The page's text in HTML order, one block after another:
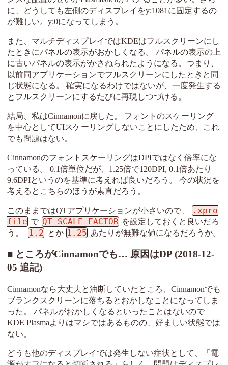
に、どうしても左側のディスプレイをy:1081に固定するの
が難しい。y:0になってしまう。
また、マルチディスプレイではKDEはフルスクリーンにし
たときにパネルの表示がおかしくなる。 パネルの表示の上
に古いパネルの表示がかさねられたようになる。つまり、
以前同アプリケーションでフルスクリーンにしたときと同
じ状態になる。 確実になるわけではないが、一度発生する
とフルスクリーンにするたびに再現しつづける。
結局、私はCinnamonに戻した。 フォントのスケーリング
を中心としてUIスケーリングしないことにしたため、これ
でも問題はない。
CinnamonのフォントスケーリングはDPIではなく倍率にな
っている。 0.1倍単位だが、1.25倍で120DPI, 0.1倍あたり
9.6DPIというのを基準に考えれば良いだろう。 今の状況を
考えるとこちらのほうが素直だろう。
このままではQTアプリケーションが小さいので、
.xpro
file で QT_SCALE_FACTOR を設定しておくと良いだろ
う。
1.2 とか 1.25 あたりが無難な値になるだろうか。
ところがCinnamonでも… 原因はDP (2018-12-
05 追記)
Cinnamonなら大丈夫と油断していたところ、Cinnamonでも
ブランクスクリーンに落ちるとおかしなことになってしま
った。 パネルがおかしくなるといったことはないので
KDE Plasmaよりはマシではあるものの、好ましい状態では
ない。
どうも他のディスプレイでは発生しない症状として、「電